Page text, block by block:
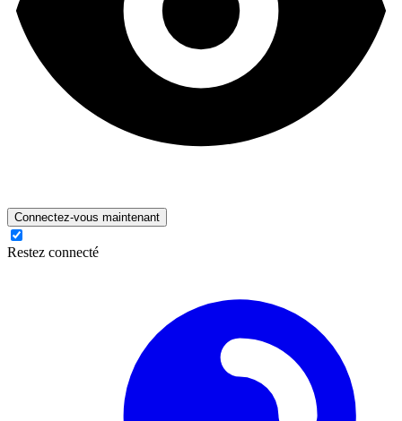
Connectez-vous maintenant
Restez connecté